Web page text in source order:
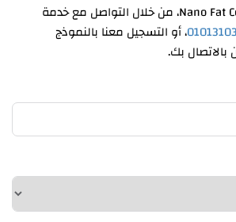
اشترك الآن في Nano Fat Course، من خلال التواصل مع خدمة
، أو التسجيل معنا بالنموذج
بك.